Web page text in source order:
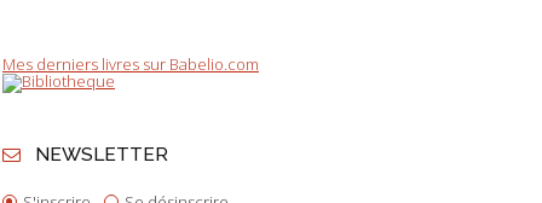
Mes derniers livres sur Babelio.com
NEWSLETTER